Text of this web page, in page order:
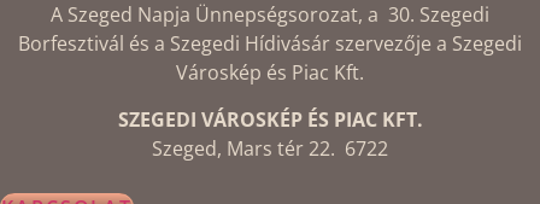
A Szeged Napja Ünnepségsorozat, a 30. Szegedi
Borfesztivál és a Szegedi Hídivásár szervezője a Szegedi
Városkép és Piac Kft.
SZEGEDI VÁROSKÉP ÉS PIAC KFT.
Szeged, Mars tér 22. 6722